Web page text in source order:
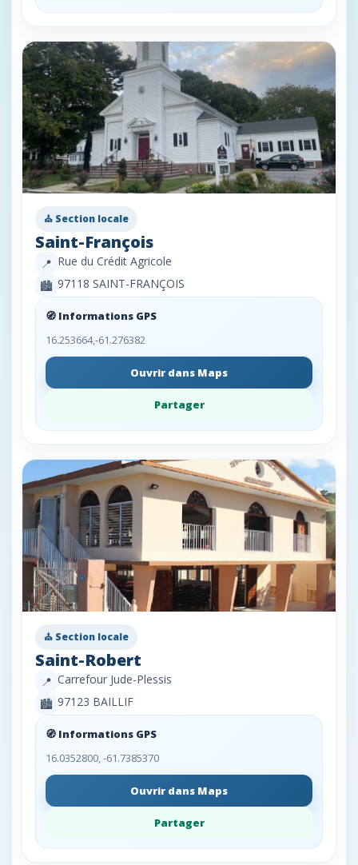
⛪ Section locale
Saint-François
📍 Rue du Crédit Agricole
🏙️ 97118 SAINT-FRANÇOIS
🧭 Informations GPS
16.253664,-61.276382
Ouvrir dans Maps
Partager
⛪ Section locale
Saint-Robert
📍 Carrefour Jude-Plessis
🏙️ 97123 BAILLIF
🧭 Informations GPS
16.0352800, -61.7385370
Ouvrir dans Maps
Partager